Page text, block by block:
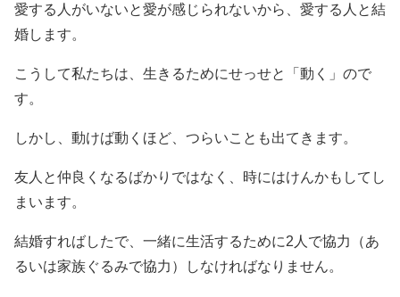
愛する人がいないと愛が感じられないから、愛する人と結
婚します。
こうして私たちは、生きるためにせっせと「動く」ので
す。
しかし、動けば動くほど、つらいことも出てきます。
友人と仲良くなるばかりではなく、時にはけんかもしてし
まいます。
結婚すればしたで、一緒に生活するために2人で協力（あ
るいは家族ぐるみで協力）しなければなりません。